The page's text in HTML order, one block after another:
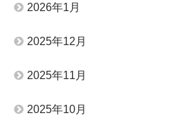
2026年1月
2025年12月
2025年11月
2025年10月